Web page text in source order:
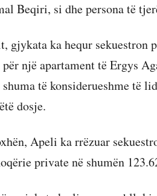
Beqiri, si dhe persona të
gjykata ka hequr sekuestron
një apartament të Ergys
të konsiderueshme të
dosje.
Apeli ka rrëzuar
private në shumën